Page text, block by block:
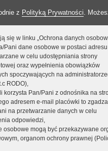
z Polityką Prywatności.
się w linku „Ochrona danych
Pani dane osobowe w postaci adresu
w celu udostępniania strony
oraz wypełnienia obowiązków
spoczywających na
RODO),
korzysta Pan/Pani z odnośnika na
adresem e-mail placówki to
na przetwarzanie danych w celu
odpowiedzi,
osobowe mogą być przekazywane
organom ochrony prawnej